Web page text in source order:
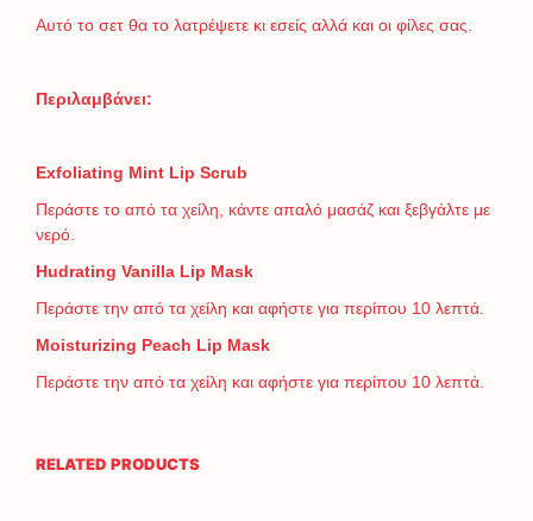
Αυτό το σετ θα το λατρέψετε κι εσείς αλλά και οι φίλες σας.
Περιλαμβάνει:
Exfoliating Mint Lip Scrub
Περάστε το από τα χείλη, κάντε απαλό μασάζ και ξεβγάλτε με
νερό.
Hudrating Vanilla Lip Mask
Περάστε την από τα χείλη και αφήστε για περίπου 10 λεπτά.
Moisturizing Peach Lip Mask
Περάστε την από τα χείλη και αφήστε για περίπου 10 λεπτά.
RELATED PRODUCTS